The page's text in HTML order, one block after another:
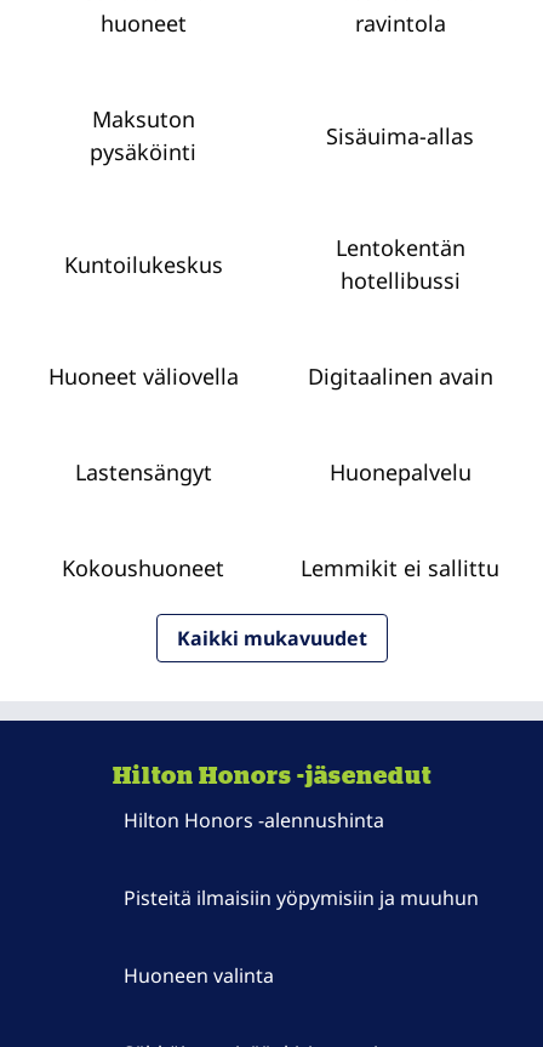
huoneet
ravintola
Maksuton
pysäköinti
Sisäuima-allas
Kuntoilukeskus
Lentokentän
hotellibussi
Huoneet väliovella Digitaalinen avain
Lastensängyt Huone­palvelu
Kokous­huoneet Lemmikit ei sallittu
Kaikki mukavuudet
Hilton Honors -jäsenedut
Hilton Honors ‑alennushinta
Pisteitä ilmaisiin yöpymisiin ja muuhun
Huoneen valinta